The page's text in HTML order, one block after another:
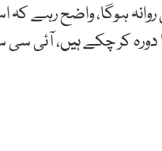
21 ستمبر کو واپس دبئی روانہ